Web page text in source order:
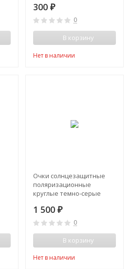
300 ₽
0
В корзину
Нет в наличии
Очки солнцезащитные
поляризационные
круглые темно-серые
1 500 ₽
0
В корзину
Нет в наличии